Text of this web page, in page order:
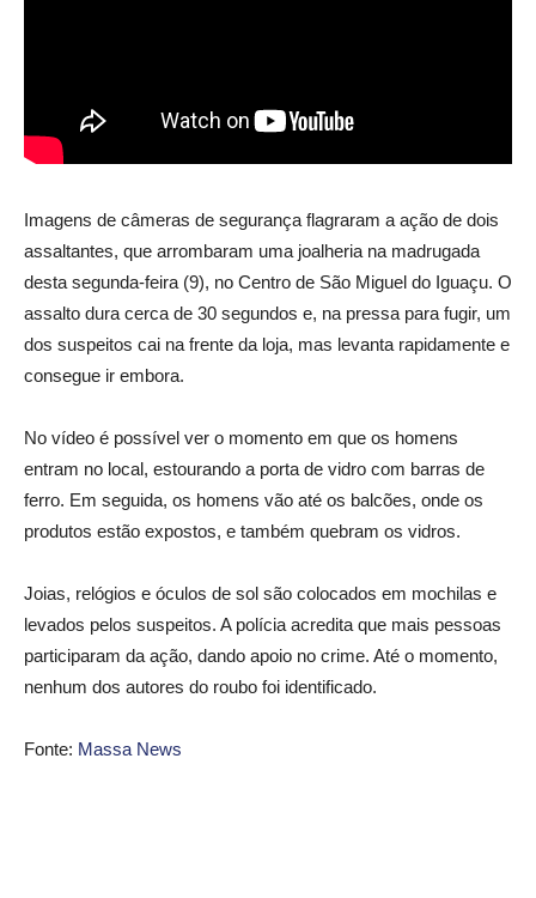
Imagens de câmeras de segurança flagraram a ação de dois
assaltantes, que arrombaram uma joalheria na madrugada
desta segunda-feira (9), no Centro de São Miguel do Iguaçu. O
assalto dura cerca de 30 segundos e, na pressa para fugir, um
dos suspeitos cai na frente da loja, mas levanta rapidamente e
consegue ir embora.
No vídeo é possível ver o momento em que os homens
entram no local, estourando a porta de vidro com barras de
ferro. Em seguida, os homens vão até os balcões, onde os
produtos estão expostos, e também quebram os vidros.
Joias, relógios e óculos de sol são colocados em mochilas e
levados pelos suspeitos. A polícia acredita que mais pessoas
participaram da ação, dando apoio no crime. Até o momento,
nenhum dos autores do roubo foi identificado.
Fonte: Massa News